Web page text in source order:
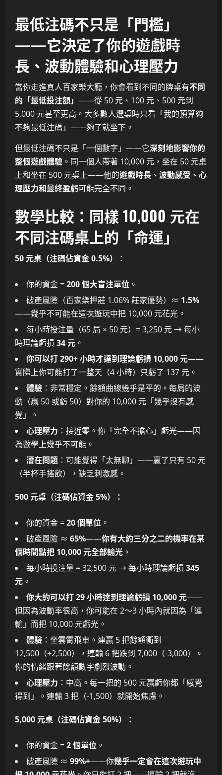
最低注碼不只是「門檻」
——它決定了你的遊戲時
長、波動體驗和心理壓力
當你走進真人百家樂大廳，你會看到不同的牌桌有不同
的「最低投注額」 ——從 50 元、100 元、500 元到
5,000 元甚至更高。大多數人選桌時只看「我的預算夠
不夠最低注碼」——夠了就坐下。
但最低注碼不只是「一個數字」——它深刻地影響你的
整個遊戲體驗 。同一個人帶著 10,000 元，坐在 50 元桌
上和坐在 500 元桌上——他的遊戲時長、波動感受、心
理壓力和最終盈虧可能完全不同。
數學比較：同樣 10,000 元在
不同注碼桌上的「命運」
50 元桌（注碼佔資金 0.5%）：
你的資金 =200 個大盲注單位 。
破產風險（百家樂押莊 1.06% 莊家優勢）≈ 1.5%
——幾乎不可能在這次遊玩中把 10,000 元花光。
每小時投注量（65 局 × 50 元）= 3,250 元 → 每小
時理論虧損 34 元 。
你可以打 290+ 小時才達到理論虧損 10,000 元——
實際上你可能打了一整天（4 小時）只虧了 137 元。
體驗 ：非常穩定。餘額曲線幾乎是平的。每局的波
動（贏 50 或虧 50）對你的 10,000 元「幾乎沒有感
覺」。
心理壓力 ：接近零。你「完全不擔心」虧光——因
為數學上幾乎不可能。
潛在問題 ：可能覺得「太無聊」——贏了只有 50 元
（半杯手搖飲），缺乏刺激感。
500 元桌（注碼佔資金 5%）：
你的資金 =20 個單位 。
破產風險 ≈ 65%——你有大約三分之二的機率在某
個時間點把 10,000 元全部輸光 。
每小時投注量 = 32,500 元 → 每小時理論虧損 345
元 。
你大約可以打 29 小時達到理論虧損 10,000 元——
但因為波動率很高，你可能在 2～3 小時內就因為「連
輸」而把 10,000 元虧光。
體驗 ：坐雲霄飛車。連贏 5 把餘額衝到
12,500（+2,500），連輸 6 把跌到 7,000（-3,000）。
你的情緒跟著餘額數字劇烈波動。
心理壓力 ：中高。每一把的 500 元贏虧你都「感覺
得到」。連輸 3 把（-1,500）就開始焦慮。
5,000 元桌（注碼佔資金 50%）：
你的資金 =2 個單位 。
破產風險 ≈ 99%+——你幾乎一定會在這次遊玩中